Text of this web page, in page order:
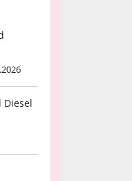
Diesel